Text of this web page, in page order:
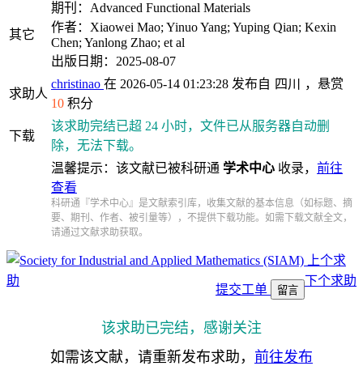
其它
期刊：Advanced Functional Materials
作者：Xiaowei Mao; Yinuo Yang; Yuping Qian; Kexin
Chen; Yanlong Zhao; et al
出版日期：2025-08-07
求助人
christinao 在 2026-05-14 01:23:28 发布自 四川
，悬赏
10 积分
下载
该求助完结已超 24 小时，文件已从服务器自动删
除，无法下载。
温馨提示：该文献已被科研通 学术中心 收录， 前往
查看
科研通『学术中心』是文献索引库，收集文献的基本信息（如标题、摘
要、期刊、作者、被引量等），不提供下载功能。如需下载文献全文，
请通过文献求助获取。
上个求
助
下个求助
提交工单 留言
该求助已完结，感谢关注
如需该文献，请重新发布求助， 前往发布